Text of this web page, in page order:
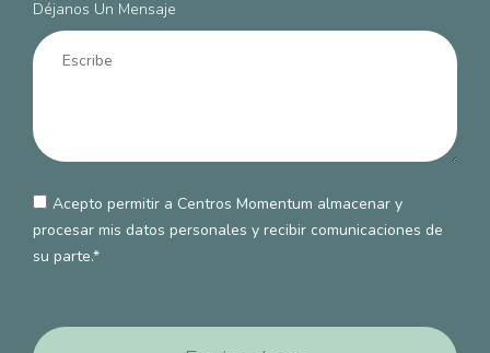
Déjanos Un Mensaje
Acepto permitir a Centros Momentum almacenar y
procesar mis datos personales y recibir comunicaciones de
su parte.*